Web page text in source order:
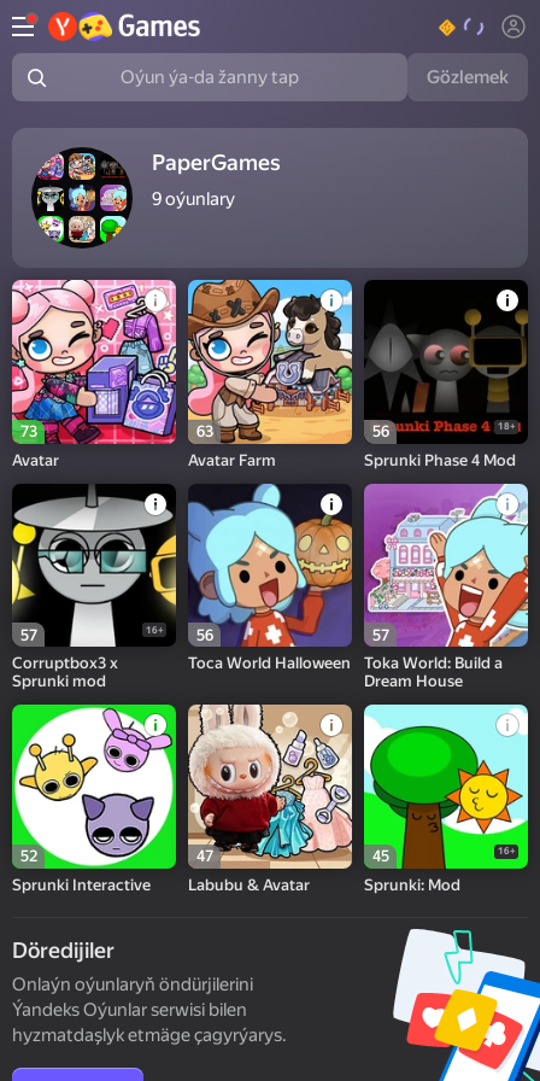
Oýun ýa-da žanny tap Gözlemek
PaperGames
9oýunlary
73
Avatar
63
Avatar Farm
56 18+
Sprunki Phase 4 Mod
57 16+
Corruptbox3 x
Sprunki mod
56
Toca World Halloween
57
Toka World: Build a
Dream House
52
Sprunki Interactive
47
Labubu & Avatar
45 16+
Sprunki: Mod
Döredijiler
Onlaýn oýunlaryň öndürjilerini
Ýandeks Oýunlar serwisi bilen
hyzmatdaşlyk etmäge çagyrýarys.